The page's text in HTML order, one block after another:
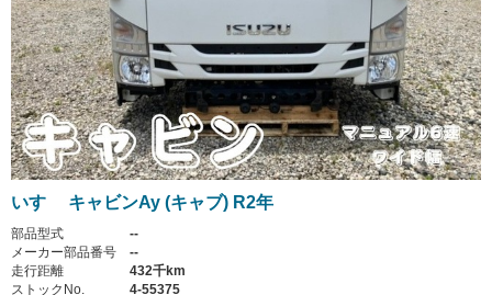
いすゞ キャビンAy (キャブ) R2年
部品型式
--
メーカー部品番号
--
走行距離
432千km
ストックNo.
4-55375